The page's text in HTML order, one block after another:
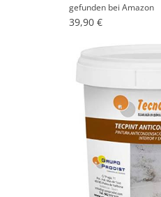
gefunden bei Amazon
39,90 €